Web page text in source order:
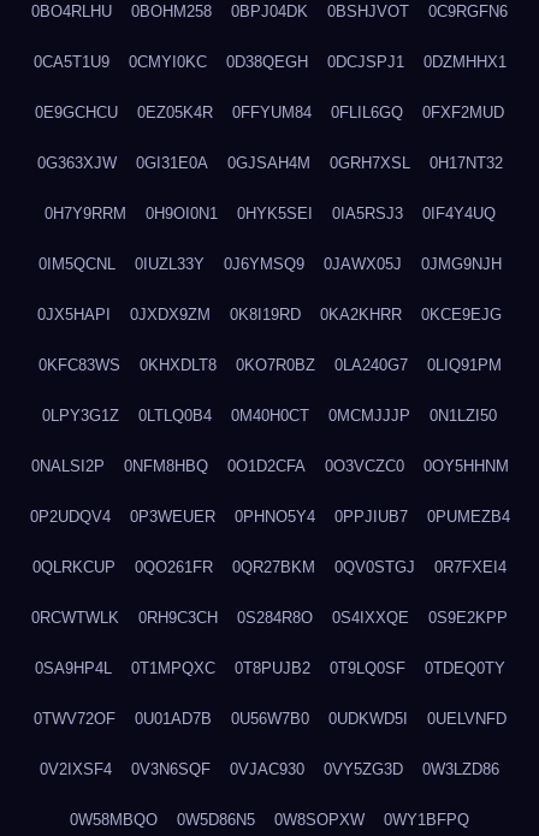
0BO4RLHU 0BOHM258 0BPJ04DK 0BSHJVOT 0C9RGFN6
0CA5T1U9 0CMYI0KC 0D38QEGH 0DCJSPJ1 0DZMHHX1
0E9GCHCU 0EZ05K4R 0FFYUM84 0FLIL6GQ 0FXF2MUD
0G363XJW 0GI31E0A 0GJSAH4M 0GRH7XSL 0H17NT32
0H7Y9RRM 0H9OI0N1 0HYK5SEI 0IA5RSJ3 0IF4Y4UQ
0IM5QCNL 0IUZL33Y 0J6YMSQ9 0JAWX05J 0JMG9NJH
0JX5HAPI 0JXDX9ZM 0K8I19RD 0KA2KHRR 0KCE9EJG
0KFC83WS 0KHXDLT8 0KO7R0BZ 0LA240G7 0LIQ91PM
0LPY3G1Z 0LTLQ0B4 0M40H0CT 0MCMJJJP 0N1LZI50
0NALSI2P 0NFM8HBQ 0O1D2CFA 0O3VCZC0 0OY5HHNM
0P2UDQV4 0P3WEUER 0PHNO5Y4 0PPJIUB7 0PUMEZB4
0QLRKCUP 0QO261FR 0QR27BKM 0QV0STGJ 0R7FXEI4
0RCWTWLK 0RH9C3CH 0S284R8O 0S4IXXQE 0S9E2KPP
0SA9HP4L 0T1MPQXC 0T8PUJB2 0T9LQ0SF 0TDEQ0TY
0TWV72OF 0U01AD7B 0U56W7B0 0UDKWD5I 0UELVNFD
0V2IXSF4 0V3N6SQF 0VJAC930 0VY5ZG3D 0W3LZD86
0W58MBQO 0W5D86N5 0W8SOPXW 0WY1BFPQ